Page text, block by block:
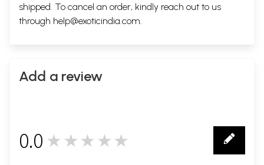
shipped. To cancel an order, kindly reach out to us
through help@exoticindia.com.
Add a review
0.0 ★★★★★